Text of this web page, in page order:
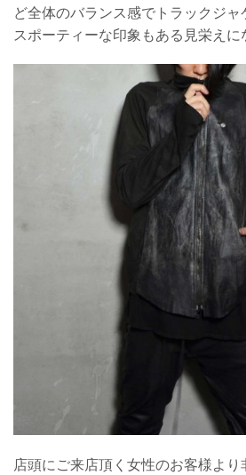
ど全体のバランス感でトラックジャ
スポーティーな印象もある見栄えに
店頭にご来店頂く女性のお客様よ